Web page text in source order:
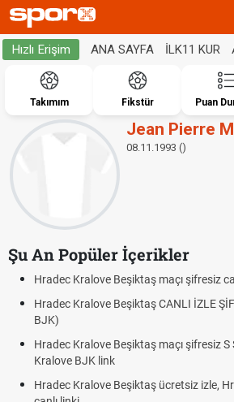
Hızlı Erişim ANA SAYFA İLK11 KUR
Takımım Fikstür Puan
Jean Pierre
08.11.1993 ()
Şu An Popüler İçerikler
Hradec Kralove Beşiktaş maçı şifresiz
Hradec Kralove Beşiktaş CANLI İZLE
BJK)
Hradec Kralove Beşiktaş maçı şifresiz
Kralove BJK link
Hradec Kralove Beşiktaş ücretsiz izle,